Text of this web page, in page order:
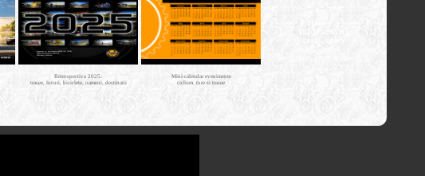
Retrospectiva 2025:
trasee, locuri, biciclete, oameni, destinatii
Mini-calendar evenimente
ciclism, ture si trasee
bicicleta MTB